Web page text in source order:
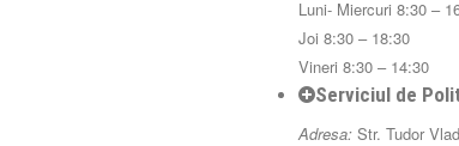
Luni- Miercuri 8:30 –
Joi 8:30 – 18:30
Vineri 8:30 – 14:30
Serviciul de
Adresa:Str. Tudor